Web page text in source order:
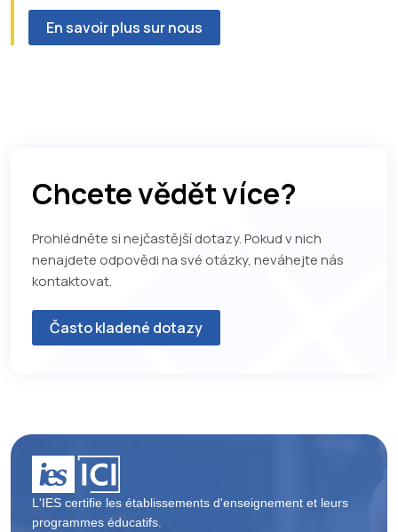
En savoir plus sur nous
Chcete vědět více?
Prohlédněte si nejčastější dotazy. Pokud v nich
nenajdete odpovědi na své otázky, neváhejte nás
kontaktovat.
Často kladené dotazy
L'IES certifie les établissements d'enseignement et leurs
programmes éducatifs.